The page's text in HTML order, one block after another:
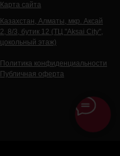
Карта сайта
Казахстан, Алматы, мкр. Аксай
2, 8/3, бутик 12 (ТЦ "Aksai City",
цокольный этаж)
Политика конфиденциальности
Публичная оферта